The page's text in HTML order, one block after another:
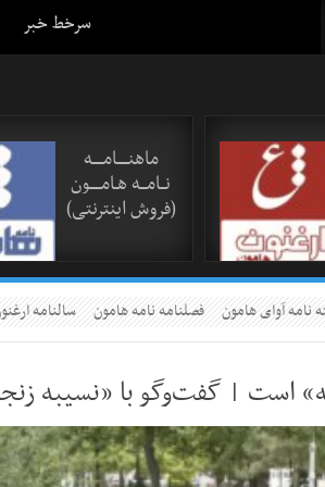
سرخط خبر
ماهنـــــامـــــه
نــامـــه هـامـــــون
(فروش اینترنتی)
نامه آوای هامون فصلنامه نامه هامون سالنامه
است | گفت‌وگو با «نسیبه